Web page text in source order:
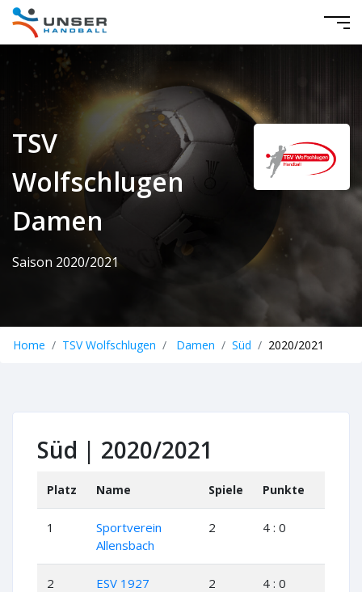
TSV
Wolfschlugen
Damen
Saison 2020/2021
Home TSV Wolfschlugen Damen Süd 2020/2021
Süd | 2020/2021
Platz Name Spiele Punkte
1
Sportverein
Allensbach
2 4 : 0
2
ESV 1927
2 4 : 0